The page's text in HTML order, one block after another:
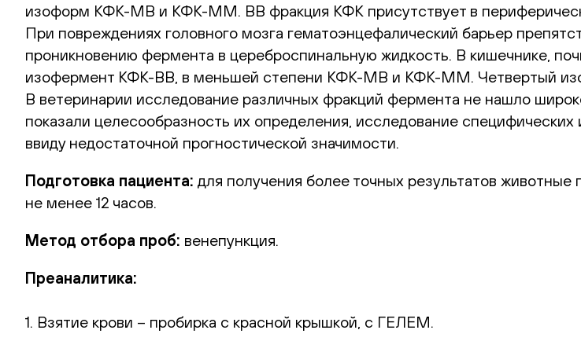
изоформ КФК-MB и КФК-MM. BB фракция КФК присутствует в
При повреждениях головного мозга гематоэнцефалический барьер
проникновению фермента в цереброспинальную жидкость. В кишечнике,
изофермент КФК-BB, в меньшей степени КФК-MB и КФК-MM. Четвертый
В ветеринарии исследование различных фракций фермента не нашло
показали целесообразность их определения, исследование
ввиду недостаточной прогностической значимости.
Подготовка пациента: для получения более точных результатов
не менее 12 часов.
Метод отбора проб: венепункция.
Преаналитика:
1. Взятие крови – пробирка с красной крышкой, с ГЕЛЕМ.